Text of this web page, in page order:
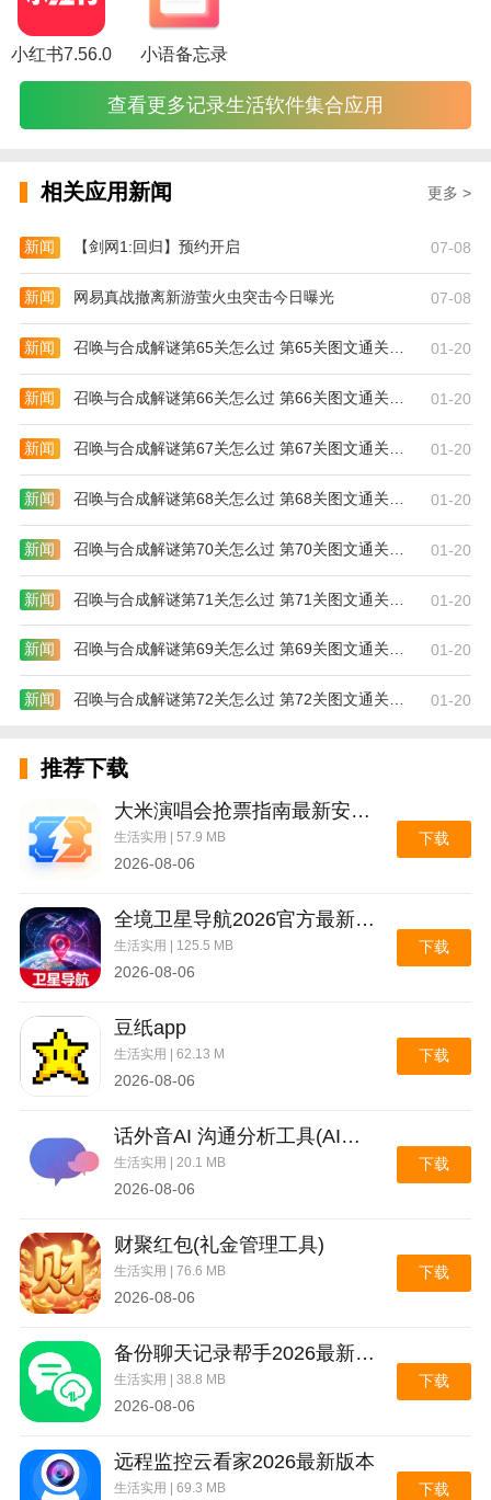
5、进入我的书架总管理书架小说，切换到最近栏
查看最近阅读历史
更新日志
1、金币体系优化，新增一元提现功能
3、新增会员特权功能
小红书7.56.0 小语备忘录
查看更多记录生活软件集合应用
相关应用新闻 更多 >
新闻 【剑网1:回归】预约开启 07-08
新闻 网易真战撤离新游萤火虫突击今日曝光 07-08
新闻 召唤与合成解谜第65关怎么过 第65关图文通关攻略 01-20
新闻 召唤与合成解谜第66关怎么过 第66关图文通关攻略 01-20
新闻 召唤与合成解谜第67关怎么过 第67关图文通关攻略 01-20
新闻 召唤与合成解谜第68关怎么过 第68关图文通关攻略 01-20
新闻 召唤与合成解谜第70关怎么过 第70关图文通关攻略 01-20
新闻 召唤与合成解谜第71关怎么过 第71关图文通关攻略 01-20
新闻 召唤与合成解谜第69关怎么过 第69关图文通关攻略 01-20
新闻 召唤与合成解谜第72关怎么过 第72关图文通关攻略 01-20
推荐下载
大米演唱会抢票指南最新安卓版
生活实用 | 57.9 MB
2026-08-06
下载
全境卫星导航2026官方最新版本
生活实用 | 125.5 MB
2026-08-06
下载
豆纸app
生活实用 | 62.13 M
2026-08-06
下载
话外音AI 沟通分析工具(AI沟通分析工具)
生活实用 | 20.1 MB
2026-08-06
下载
财聚红包(礼金管理工具)
生活实用 | 76.6 MB
2026-08-06
下载
备份聊天记录帮手2026最新版本
生活实用 | 38.8 MB
2026-08-06
下载
远程监控云看家2026最新版本
生活实用 | 69.3 MB 下载